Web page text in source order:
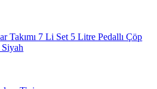
Takımı 7 Li Set 5 Litre Pedallı Çöp
Siyah